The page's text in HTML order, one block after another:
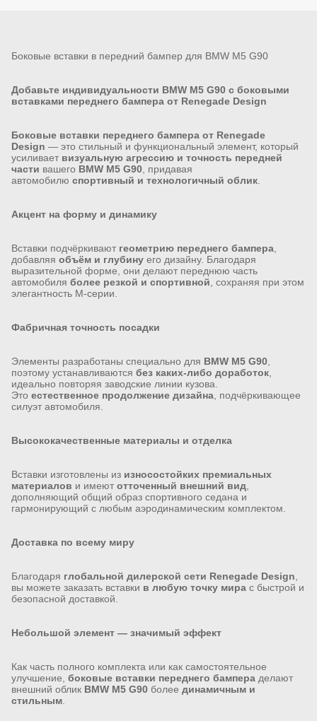
Боковые вставки в передний бампер для BMW M5 G90
Добавьте индивидуальности BMW M5 G90 с боковыми
вставками переднего бампера от Renegade Design
Боковые вставки переднего бампера от Renegade
Design — это стильный и функциональный элемент, который
усиливает визуальную агрессию и точность передней
части вашего BMW M5 G90 , придавая
автомобилю спортивный и технологичный облик
Акцент на форму и динамику
Вставки подчёркивают геометрию переднего бампера
добавляя объём и глубину его дизайну. Благодаря
выразительной форме, они делают переднюю часть
автомобиля более резкой и спортивной , сохраняя при этом
элегантность M-серии.
Фабричная точность посадки
Элементы разработаны специально для BMW M5 G90
поэтому устанавливаются без каких-либо доработок
идеально повторяя заводские линии кузова.
Это естественное продолжение дизайна , подчёркивающее
силуэт автомобиля.
Высококачественные материалы и отделка
Вставки изготовлены из износостойких премиальных
материалов и имеют отточенный внешний вид
дополняющий общий образ спортивного седана и
гармонирующий с любым аэродинамическим комплектом.
Доставка по всему миру
Благодаря глобальной дилерской сети Renegade Design
вы можете заказать вставки в любую точку мира с быстрой и
безопасной доставкой.
Небольшой элемент — значимый эффект
Как часть полного комплекта или как самостоятельное
улучшение, боковые вставки переднего бампера делают
внешний облик BMW M5 G90 более динамичным и
стильным